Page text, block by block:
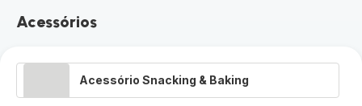
Acessórios
Acessório Snacking & Baking